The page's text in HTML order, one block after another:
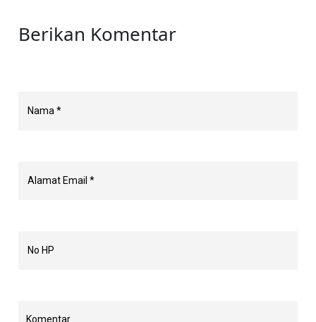
Berikan Komentar